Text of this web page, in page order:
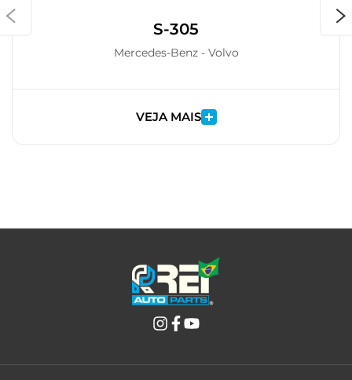
S-305
Mercedes-Benz - Volvo
VEJA MAIS